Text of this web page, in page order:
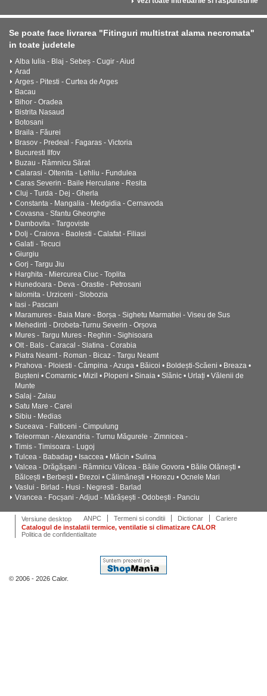
Se poate face livrarea "Fitinguri multistrat alama necromata"
in toate judetele
Alba Iulia - Blaj - Sebeș - Cugir - Aiud
Arad
Arges - Pitesti - Curtea de Arges
Bacau
Bihor - Oradea
Bistrita Nasaud
Botosani
Braila - Făurei
Brasov - Predeal - Fagaras - Victoria
Bucuresti Ilfov
Buzau - Râmnicu Sărat
Calarasi - Oltenita - Lehliu - Fundulea
Caras Severin - Baile Herculane - Resita
Cluj - Turda - Dej - Gherla
Constanta - Mangalia - Medgidia - Cernavoda
Covasna - Sfantu Gheorghe
Dambovita - Targoviste
Dolj - Craiova - Baolesti - Calafat - Filiasi
Galati - Tecuci
Giurgiu
Gorj - Targu Jiu
Harghita - Miercurea Ciuc - Toplita
Hunedoara - Deva - Orastie - Petrosani
Ialomita - Urziceni - Slobozia
Iasi - Pascani
Maramures - Baia Mare - Borșa - Sighetu Marmatiei - Viseu de Sus
Mehedinti - Drobeta-Turnu Severin - Orșova
Mures - Targu Mures - Reghin - Sighisoara
Olt - Bals - Caracal - Slatina - Corabia
Piatra Neamt - Roman - Bicaz - Targu Neamt
Prahova - Ploiesti - Câmpina - Azuga • Băicoi • Boldești-Scăeni • Breaza •
Bușteni • Comarnic • Mizil • Plopeni • Sinaia • Slănic • Urlați • Vălenii de
Munte
Salaj - Zalau
Satu Mare - Carei
Sibiu - Medias
Suceava - Falticeni - Cimpulung
Teleorman - Alexandria - Turnu Măgurele - Zimnicea -
Timis - Timisoara - Lugoj
Tulcea - Babadag • Isaccea • Măcin • Sulina
Valcea - Drăgășani - Râmnicu Vâlcea - Băile Govora • Băile Olănești •
Bălcești • Berbești • Brezoi • Călimănești • Horezu • Ocnele Mari
Vaslui - Birlad - Husi - Negresti - Barlad
Vrancea - Focșani - Adjud - Mărășești - Odobești - Panciu
Versiune desktop ANPC Termeni si conditii Dictionar
Cariere
Catalogul de instalatii termice, ventilatie si climatizare CALOR
Politica de confidentialitate
© 2006 - 2026 Calor.